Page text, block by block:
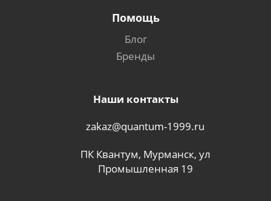
Помощь
Блог
Бренды
Наши контакты
zakaz@quantum-1999.ru
ПК Квантум, Мурманск, ул
Промышленная 19